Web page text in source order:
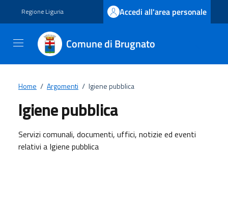
Regione Liguria Accedi all'area personale
Comune di Brugnato
Home / Argomenti / Igiene pubblica
Igiene pubblica
Dettagli dell'argomento
Servizi comunali, documenti, uffici, notizie ed eventi
relativi a Igiene pubblica